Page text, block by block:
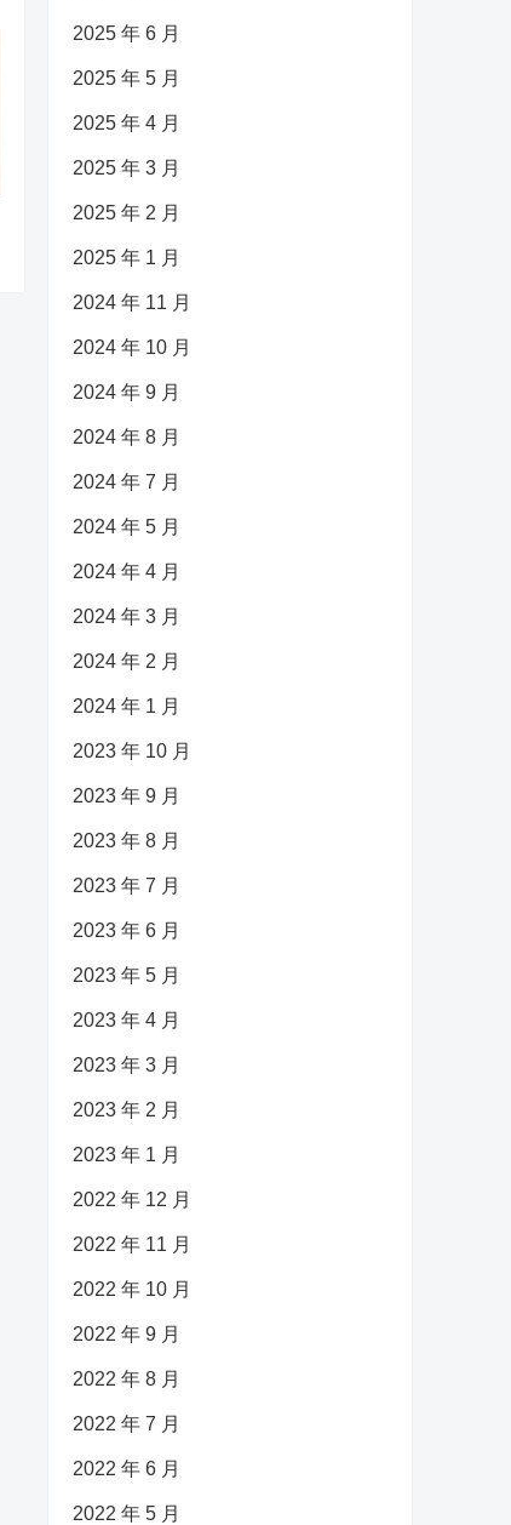
2025 年 6 月
2025 年 5 月
2025 年 4 月
2025 年 3 月
2025 年 2 月
2025 年 1 月
2024 年 11 月
2024 年 10 月
2024 年 9 月
2024 年 8 月
2024 年 7 月
2024 年 5 月
2024 年 4 月
2024 年 3 月
2024 年 2 月
2024 年 1 月
2023 年 10 月
2023 年 9 月
2023 年 8 月
2023 年 7 月
2023 年 6 月
2023 年 5 月
2023 年 4 月
2023 年 3 月
2023 年 2 月
2023 年 1 月
2022 年 12 月
2022 年 11 月
2022 年 10 月
2022 年 9 月
2022 年 8 月
2022 年 7 月
2022 年 6 月
2022 年 5 月